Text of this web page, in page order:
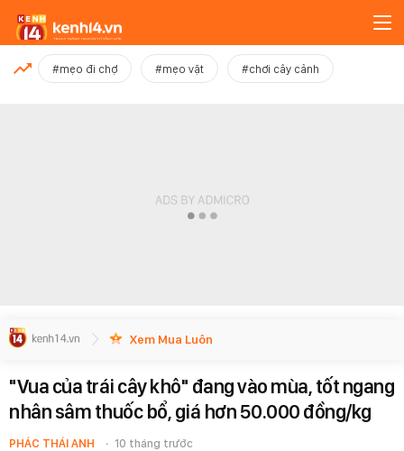
MỚI NHẤT
#mẹo đi chợ #mẹo vặt #chơi cây cảnh
Xem Mua Luôn
"Vua của trái cây khô" đang vào mùa, tốt ngang
nhân sâm thuốc bổ, giá hơn 50.000 đồng/kg
PHÁC THÁI ANH 10 tháng trước